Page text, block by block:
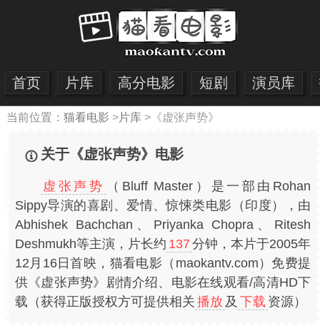
首页 片库 高分电影 短剧 演员库
当前位置： 猫看电影 >片库>《虚张声势》
关于《虚张声势》电影
虚张声势
（Bluff Master）是一部由Rohan
Sippy导演的喜剧、爱情、惊悚类电影（印度），由
Abhishek Bachchan、Priyanka Chopra、Ritesh
Deshmukh等主演，片长约 137 分钟，本片于2005年
12月16日首映，猫看电影（maokantv.com）免费提
供《虚张声势》剧情介绍、电影在线观看/高清HD下
载（获得正版授权方可提供相关 播放 及 下载 资源）